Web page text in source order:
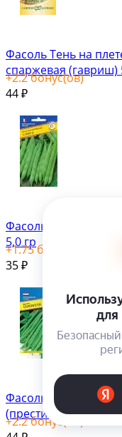
Фасоль Тень на
спаржевая (гавриш)
+2.2бонус(ов)
44 ₽
Фасоль Сакса
5,0 гр
+1.75 бонус(ов)
35 ₽
Фасоль Серенгети
(престиж) 5,0 гр
+2.2бонус(ов)